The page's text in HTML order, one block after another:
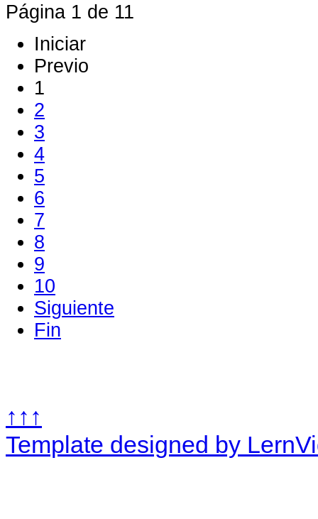
Página 1 de 11
Iniciar
Previo
1
2
3
4
5
6
7
8
9
10
Siguiente
Fin
↑↑↑
Template designed by